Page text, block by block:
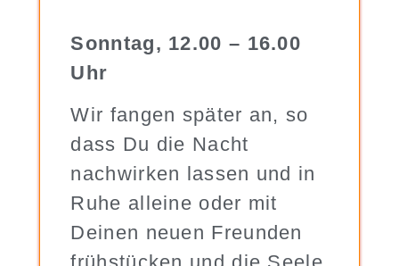
Sonntag, 12.00 – 16.00
Uhr
Wir fangen später an, so
dass Du die Nacht
nachwirken lassen und in
Ruhe alleine oder mit
Deinen neuen Freunden